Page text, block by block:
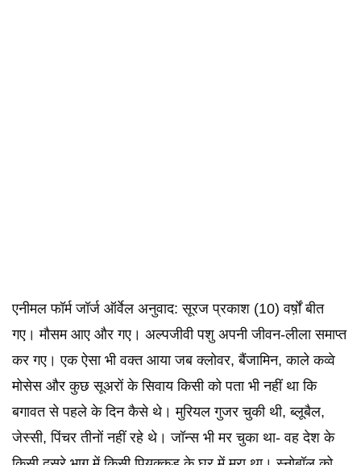
एनीमल फॉर्म जॉर्ज ऑर्वेल अनुवाद: सूरज प्रकाश (10) वर्ष़ों बीत
गए। मौसम आए और गए। अल्पजीवी पशु अपनी जीवन-लीला समाप्त
कर गए। एक ऐसा भी वक्त आया जब क्लोवर, बैंजामिन, काले कव्वे
मोसेस और कुछ सूअरों के सिवाय किसी को पता भी नहीं था कि
बगावत से पहले के दिन कैसे थे। मुरियल गुजर चुकी थी, ब्लूबैल,
जेस्सी, पिंचर तीनों नहीं रहे थे। जॉन्स भी मर चुका था- वह देश के